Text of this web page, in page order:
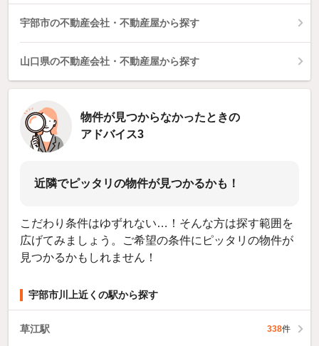
宇部市の不動産会社・不動産屋から探す
山口県の不動産会社・不動産屋から探す
物件が見つからなかったときの
アドバイス3
近隣でピッタリの物件が見つかるかも！
こだわり条件はゆずれない…！そんな方は探す範囲を
広げてみましょう。ご希望の条件にピッタリの物件が
見つかるかもしれません！
宇部市川上近くの駅から探す
草江駅 338件